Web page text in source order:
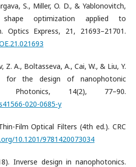
S., Miller, O. D., & Yablonovitch,
optimization applied to
Optics Express, 21, 21693–21701.
Z. A., Boltasseva, A., Cai, W., & Liu, Y.
for the design of nanophotonic
Photonics, 14(2), 77–90.
020-0685-y
Film Optical Filters (4th ed.). CRC
10.1201/9781420073034
Inverse design in nanophotonics.